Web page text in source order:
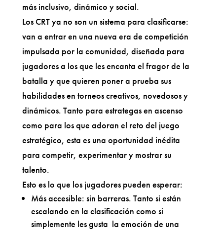
más inclusivo, dinámico y social.
Los CRT ya no son un sistema para clasificarse:
van a entrar en una nueva era de competición
impulsada por la comunidad, diseñada para
jugadores a los que les encanta el fragor de la
batalla y que quieren poner a prueba sus
habilidades en torneos creativos, novedosos y
dinámicos. Tanto para estrategas en ascenso
como para los que adoran el reto del juego
estratégico, esta es una oportunidad inédita
para competir, experimentar y mostrar su
talento.
Esto es lo que los jugadores pueden esperar:
Más accesible: sin barreras. Tanto si están
escalando en la clasificación como si
simplemente les gusta la emoción de una